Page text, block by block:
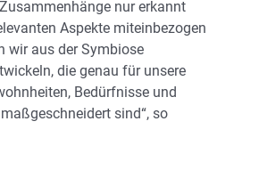
nur erkannt
Aspekte miteinbezogen
wir aus der Symbiose
die genau für unsere
Bedürfnisse und
sind“, so